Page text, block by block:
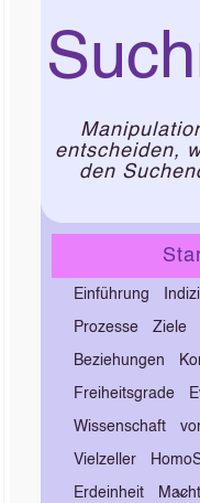
entscheiden,
den
Einführung
Prozesse Ziele
Beziehungen
Freiheitsgrade
Wissenschaft
Vielzeller
Erdeinheit Macht